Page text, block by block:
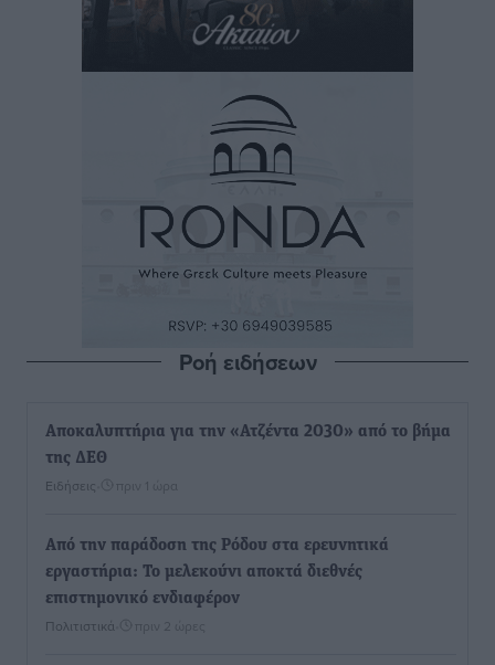
Ροή ειδήσεων
Αποκαλυπτήρια για την «Ατζέντα 2030» από το βήμα
της ΔΕΘ
Ειδήσεις πριν 1 ώρα
Από την παράδοση της Ρόδου στα ερευνητικά
εργαστήρια: Το μελεκούνι αποκτά διεθνές
επιστημονικό ενδιαφέρον
Πολιτιστικά πριν 2 ώρες